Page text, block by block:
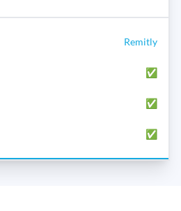
Remitly
✅
✅
✅